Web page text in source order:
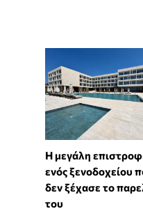
Η μεγάλη
ενός ξενοδοχείου
δεν ξέχασε το
του